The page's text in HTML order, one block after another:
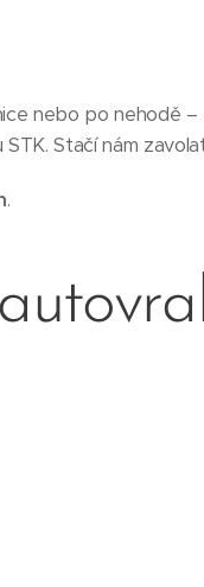
nebo po nehodě –
Stačí nám
.